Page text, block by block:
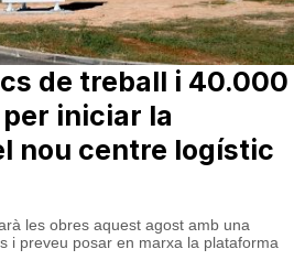
de treball i 40.000
iniciar la
nou centre logístic
les obres aquest agost amb una
i preveu posar en marxa la plataforma